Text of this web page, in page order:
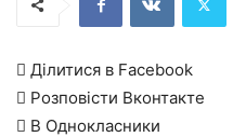
 Ділитися в Facebook
 Розповісти Вконтакте
 В Однокласники